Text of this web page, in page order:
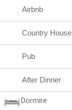
Airbnb
Country House
Pub
After Dinner
Dormire